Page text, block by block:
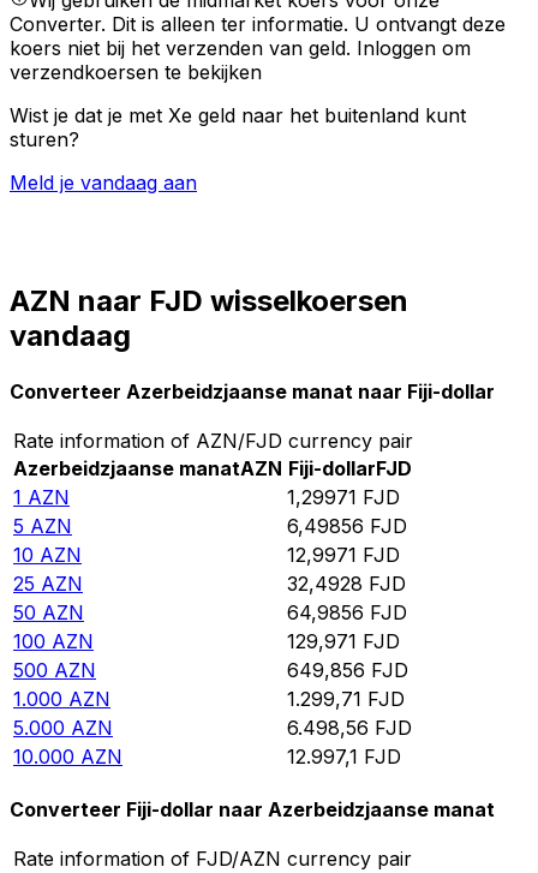
Converter. Dit is alleen ter informatie. U ontvangt deze
koers niet bij het verzenden van geld. Inloggen om
verzendkoersen te bekijken
Wist je dat je met Xe geld naar het buitenland kunt
sturen?
Meld je vandaag aan
AZN naar FJD wisselkoersen
vandaag
Converteer Azerbeidzjaanse manat naar Fiji-dollar
Rate information of AZN/FJD currency pair
Azerbeidzjaanse manatAZN Fiji-dollarFJD
1 AZN 1,29971 FJD
5 AZN 6,49856 FJD
10 AZN 12,9971 FJD
25 AZN 32,4928 FJD
50 AZN 64,9856 FJD
100 AZN 129,971 FJD
500 AZN 649,856 FJD
1.000 AZN 1.299,71 FJD
5.000 AZN 6.498,56 FJD
10.000 AZN 12.997,1 FJD
Converteer Fiji-dollar naar Azerbeidzjaanse manat
Rate information of FJD/AZN currency pair